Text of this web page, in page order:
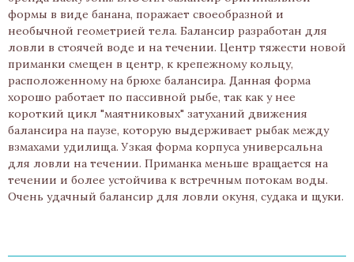
формы в виде банана, поражает своеобразной и
необычной геометрией тела. Балансир разработан для
ловли в стоячей воде и на течении. Центр тяжести новой
приманки смещен в центр, к крепежному кольцу,
расположенному на брюхе балансира. Данная форма
хорошо работает по пассивной рыбе, так как у нее
короткий цикл "маятниковых" затуханий движения
балансира на паузе, которую выдерживает рыбак между
взмахами удилища. Узкая форма корпуса универсальна
для ловли на течении. Приманка меньше вращается на
течении и более устойчива к встречным потокам воды.
Очень удачный балансир для ловли окуня, судака и щуки.